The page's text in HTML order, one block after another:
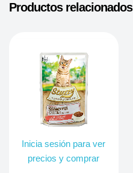
Productos relacionados
Inicia sesión para ver
precios y comprar